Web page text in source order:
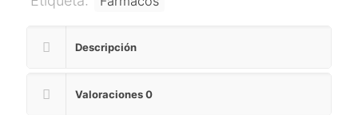
Descripción
Valoraciones0